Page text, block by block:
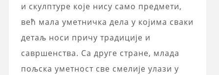
и скулптуре које нису само предмети,
већ мала уметничка дела у којима сваки
детаљ носи причу традиције и
савршенства. Са друге стране, млада
пољска уметност све смелије улази у